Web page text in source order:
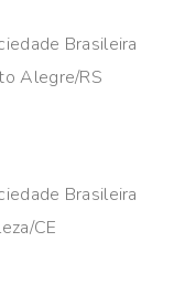
Brasileira
Alegre/RS
Brasileira
CE